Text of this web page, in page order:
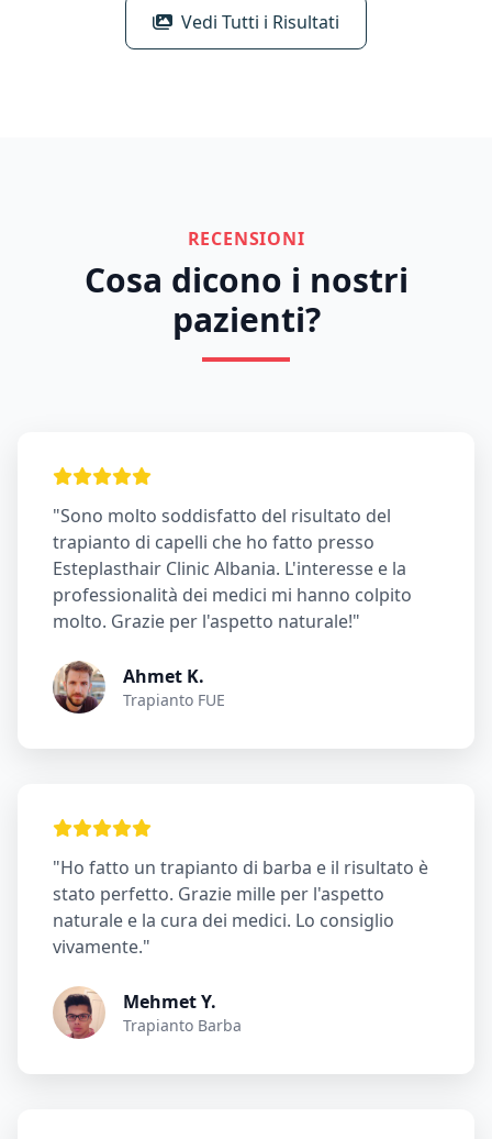
Vedi Tutti i Risultati
RECENSIONI
Cosa dicono i nostri
pazienti?
"Sono molto soddisfatto del risultato del
trapianto di capelli che ho fatto presso
Esteplasthair Clinic Albania. L'interesse e la
professionalità dei medici mi hanno colpito
molto. Grazie per l'aspetto naturale!"
Ahmet K.
Trapianto FUE
"Ho fatto un trapianto di barba e il risultato è
stato perfetto. Grazie mille per l'aspetto
naturale e la cura dei medici. Lo consiglio
vivamente."
Mehmet Y.
Trapianto Barba